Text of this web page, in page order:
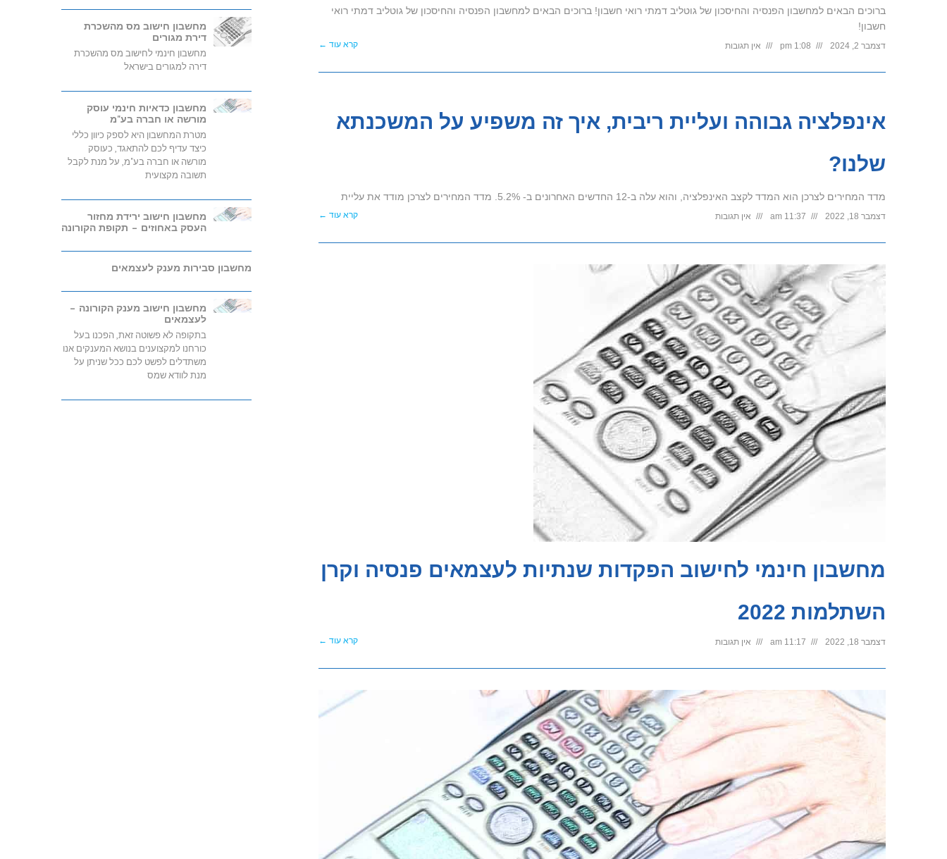
ברוכים הבאים למחשבון הפנסיה והחיסכון של גוטליב דמתי רואי חשבון! ברוכים הבאים למחשבון הפנסיה והחיסכון של גוטליב דמתי רואי
חשבון!
דצמבר 2, 2024 1:08 pm אין תגובות קרא עוד ←
אינפלציה גבוהה ועליית ריבית, איך זה משפיע על המשכנתא
שלנו?
מדד המחירים לצרכן הוא המדד לקצב האינפלציה, והוא עלה ב-12 החדשים האחרונים ב- 5.2%. מדד המחירים לצרכן מודד את עליית
דצמבר 18, 2022 11:37 am אין תגובות קרא עוד ←
מחשבון חינמי לחישוב הפקדות שנתיות לעצמאים פנסיה וקרן
השתלמות 2022
דצמבר 18, 2022 11:17 am אין תגובות קרא עוד ←
מחשבון חישוב מס מהשכרת
דירת מגורים
מחשבון חינמי לחישוב מס מהשכרת
דירה למגורים בישראל
מחשבון כדאיות חינמי עוסק
מורשה או חברה בע"מ
מטרת המחשבון היא לספק כיוון כללי
כיצד עדיף לכם להתאגד, כעוסק
מורשה או חברה בע"מ, על מנת לקבל
תשובה מקצועית
מחשבון חישוב ירידת מחזור
העסק באחוזים – תקופת הקורונה
מחשבון סבירות מענק לעצמאים
מחשבון חישוב מענק הקורונה –
לעצמאים
בתקופה לא פשוטה זאת, הפכנו בעל
כורחנו למקצוענים בנושא המענקים אנו
משתדלים לפשט לכם ככל שניתן על
מנת לוודא שמס